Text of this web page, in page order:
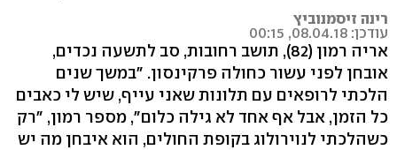
רינה זיסמנוביץ
עודכן: 08.04.18, 00:15
אריה רמון (82), תושב רחובות, סב לתשעה נכדים,
אובחן לפני עשור כחולה פרקינסון. "במשך שנים
הלכתי לרופאים עם תלונות שאני עייף, שיש לי כאבים
כל הזמן, אבל אף אחד לא גילה כלום", מספר רמון, "רק
כשהלכתי לנוירולוג בקופת החולים, הוא איבחן מה יש